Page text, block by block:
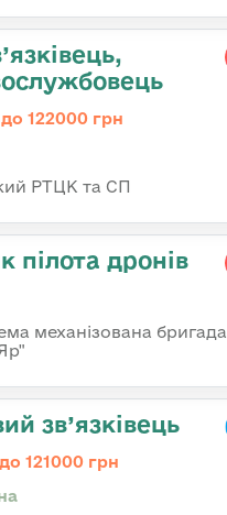
122000 грн
РТЦК та СП
пілота дронів
механізована бригада
зв’язківець
121000 грн